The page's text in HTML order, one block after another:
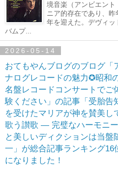
境音楽（アンビエン
ニア的存在であり、
年を迎えた。デヴィ
バムプ...
2026-05-14
おてもやんブログのブログ「
ナログレコードの魅力✪昭和
名盤レコードコンサートでご
験ください」の記事「受胎告
を受けたマリアが神を賛美し
歌う讃歌 ― 完璧なハーモニー
と美しいディクションは当盤
一」が総合記事ランキング16
になりました！